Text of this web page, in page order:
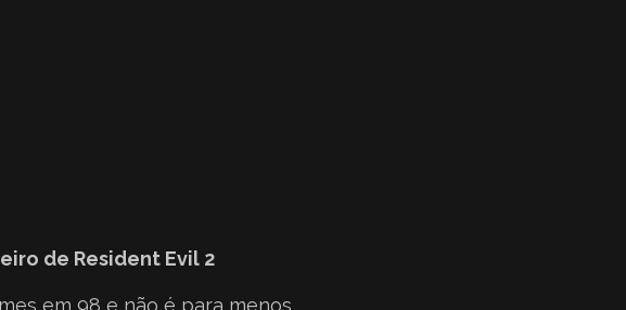
de Resident Evil 2
em 98 e não é para menos